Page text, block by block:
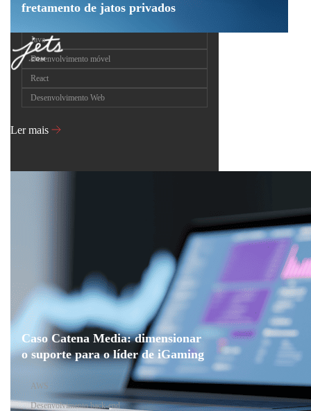
fretamento de jatos privados
Java
Desenvolvimento móvel
React
Desenvolvimento Web
Ler mais
Caso Catena Media: dimensionar
o suporte para o líder de iGaming
AWS
Desenvolvimento back-end